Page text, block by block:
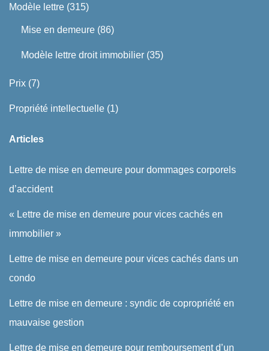
Modèle lettre (315)
Mise en demeure (86)
Modèle lettre droit immobilier (35)
Prix (7)
Propriété intellectuelle (1)
Articles
Lettre de mise en demeure pour dommages corporels
d’accident
« Lettre de mise en demeure pour vices cachés en
immobilier »
Lettre de mise en demeure pour vices cachés dans un
condo
Lettre de mise en demeure : syndic de copropriété en
mauvaise gestion
Lettre de mise en demeure pour remboursement d’un